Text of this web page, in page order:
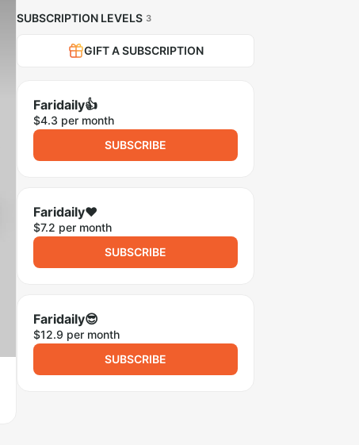
SUBSCRIPTION LEVELS 3
GIFT A SUBSCRIPTION
Faridaily👍
$4.3 per month
SUBSCRIBE
Faridaily❤️
$7.2 per month
SUBSCRIBE
Faridaily😎
$12.9 per month
SUBSCRIBE